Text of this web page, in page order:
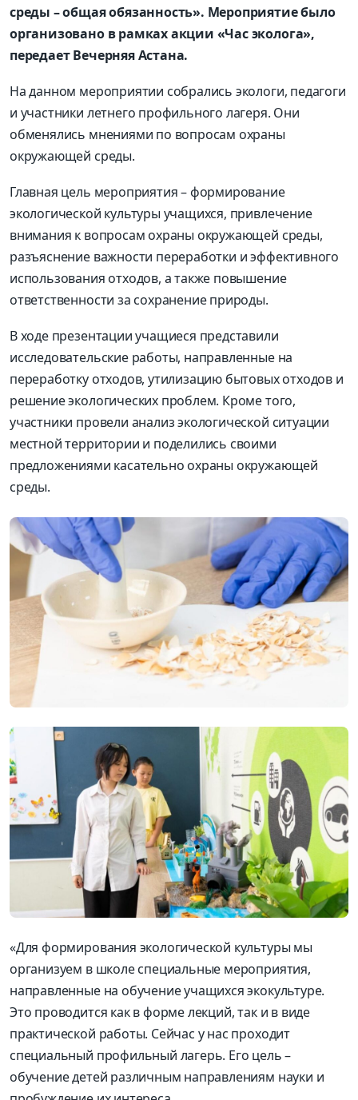
среды – общая обязанность». Мероприятие было
организовано в рамках акции «Час эколога»,
передает Вечерняя Астана.
На данном мероприятии собрались экологи, педагоги
и участники летнего профильного лагеря. Они
обменялись мнениями по вопросам охраны
окружающей среды.
Главная цель мероприятия – формирование
экологической культуры учащихся, привлечение
внимания к вопросам охраны окружающей среды,
разъяснение важности переработки и эффективного
использования отходов, а также повышение
ответственности за сохранение природы.
В ходе презентации учащиеся представили
исследовательские работы, направленные на
переработку отходов, утилизацию бытовых отходов и
решение экологических проблем. Кроме того,
участники провели анализ экологической ситуации
местной территории и поделились своими
предложениями касательно охраны окружающей
среды.
«Для формирования экологической культуры мы
организуем в школе специальные мероприятия,
направленные на обучение учащихся экокультуре.
Это проводится как в форме лекций, так и в виде
практической работы. Сейчас у нас проходит
специальный профильный лагерь. Его цель –
обучение детей различным направлениям науки и